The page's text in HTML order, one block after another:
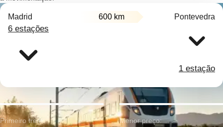
Madrid 600 km Pontevedra
6 estações
1 estação
Primeiro trem: Menor preço: